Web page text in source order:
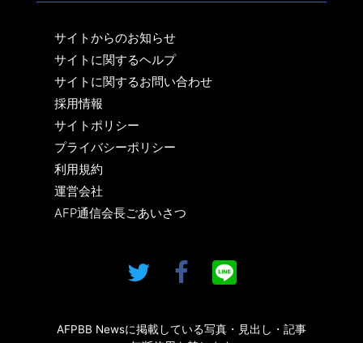
サイトからのお知らせ
サイトに関するヘルプ
サイトに関するお問い合わせ
採用情報
サイトポリシー
プライバシーポリシー
利用規約
運営会社
AFP通信会長ごあいさつ
AFPBB Newsに掲載している写真・見出し・記事